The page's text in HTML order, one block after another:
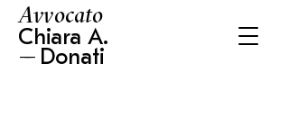
Avvocato
Chiara A.
−− Donati